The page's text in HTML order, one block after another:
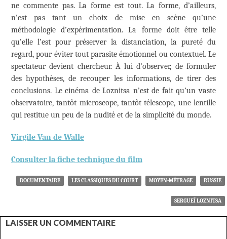
ne commente pas. La forme est tout. La forme, d’ailleurs,
n’est pas tant un choix de mise en scène qu’une
méthodologie d’expérimentation. La forme doit être telle
qu’elle l’est pour préserver la distanciation, la pureté du
regard, pour éviter tout parasite émotionnel ou contextuel. Le
spectateur devient chercheur. À lui d’observer, de formuler
des hypothèses, de recouper les informations, de tirer des
conclusions. Le cinéma de Loznitsa n’est de fait qu’un vaste
observatoire, tantôt microscope, tantôt télescope, une lentille
qui restitue un peu de la nudité et de la simplicité du monde.
Virgile Van de Walle
Consulter la fiche technique du film
DOCUMENTAIRE LES CLASSIQUES DU COURT MOYEN-MÉTRAGE RUSSIE
SERGUEÏ LOZNITSA
LAISSER UN COMMENTAIRE